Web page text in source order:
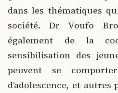
dans les thématiques
société. Dr Voufo
également de la
sensibilisation des
peuvent se
d’adolescence, et